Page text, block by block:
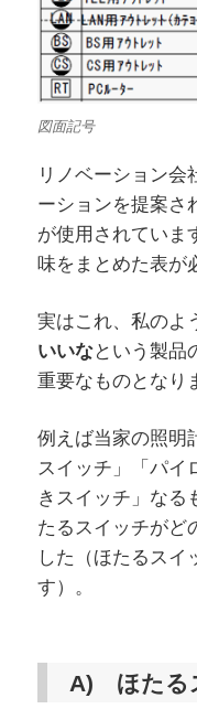
図面記号
リノベーション会
ーションを提案さ
が使用されていま
味をまとめた表が
実はこれ、私のよ
いいなという製品
重要なものとなり
例えば当家の照明
スイッチ」「パイ
きスイッチ」なる
たるスイッチがど
した（ほたるスイ
す）。
A) ほたる